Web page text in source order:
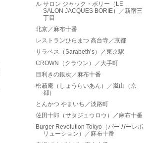
ル サロン ジャック・ボリー（LE
SALON JACQUES BORIE）／新宿三
丁目
北京／麻布十番
レストランひらまつ 高台寺／京都
サラベス（Sarabeth’s）／東京駅
CROWN（クラウン）／大手町
目利きの銀次／麻布十番
松籟庵（しょうらいあん）／嵐山（京
都）
とんかつ やまいち／淡路町
佐田十郎（サタジュウロウ）／麻布十番
Burger Revolution Tokyo（バーガーレボ
リューション）／麻布十番